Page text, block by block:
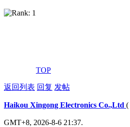
TOP
返回列表 回复 发帖
Haikou Xingong Electronics Co.,Ltd (
GMT+8, 2026-8-6 21:37.